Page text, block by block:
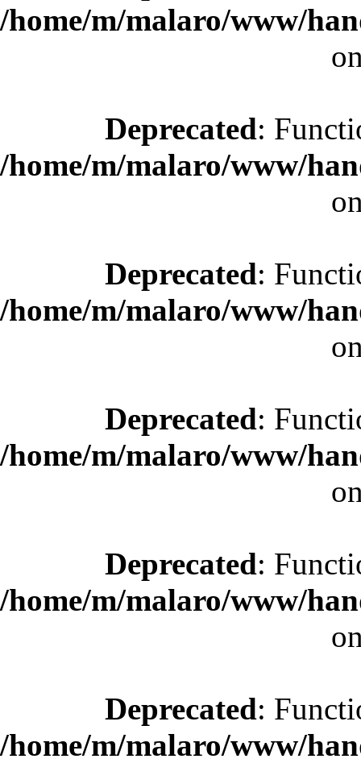
/home/m/malaro/www/
Deprecated:
/home/m/malaro/www/
Deprecated:
/home/m/malaro/www/
Deprecated:
/home/m/malaro/www/
Deprecated:
/home/m/malaro/www/
Deprecated:
/home/m/malaro/www/